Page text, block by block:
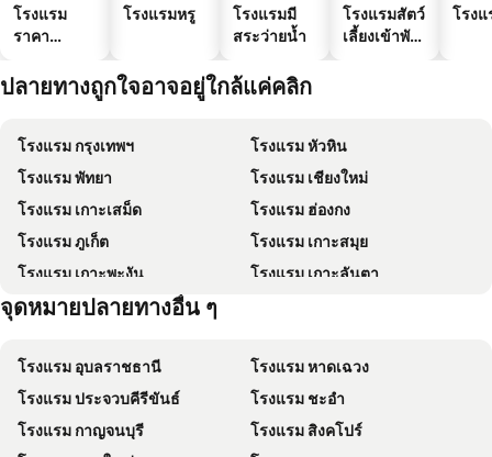
โรงแรม
ราคา
โรงแรมหรู
โรงแรมมี
สระว่ายน้ำ
โรงแรมสัตว์
เลี้ยงเข้าพัก
โรง
ปลายทางถูกใจอาจอยู่ใกล้แค่คลิก
โรงแรม กรุงเทพฯ
โรงแรม หัวหิน
โรงแรม พัทยา
โรงแรม เชียงใหม่
โรงแรม เกาะเสม็ด
โรงแรม ฮ่องกง
โรงแรม ภูเก็ต
โรงแรม เกาะสมุย
โรงแรม เกาะพะงัน
โรงแรม เกาะลันตา
โรงแรม เกาะหลีเป๊ะ
จุดหมายปลายทางอื่น ๆ
โรงแรม อุบลราชธานี
โรงแรม หาดเฉวง
โรงแรม ประจวบคีรีขันธ์
โรงแรม ชะอำ
โรงแรม กาญจนบุรี
โรงแรม สิงคโปร์